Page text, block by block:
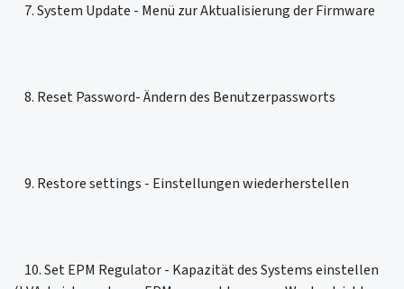
7. System Update - Menü zur Aktualisierung der Firmware
8. Reset Password- Ändern des Benutzerpassworts
9. Restore settings - Einstellungen wiederherstellen
10. Set EPM Regulator - Kapazität des Systems einstellen